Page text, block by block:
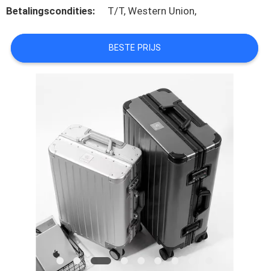
PRIVACY
POLICY
Betalingscondities:
T/T, Western Union,
BESTE PRIJS